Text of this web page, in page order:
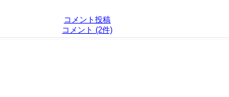
コメント投稿
コメント (2件)